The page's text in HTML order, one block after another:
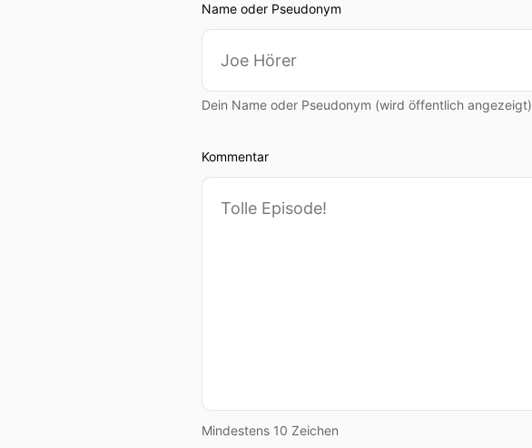
Name oder Pseudonym
Dein Name oder Pseudonym (wird öffentlich angezeigt)
Kommentar
Mindestens 10 Zeichen